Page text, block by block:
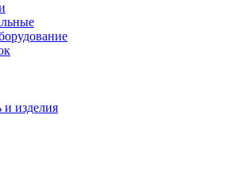
изделия